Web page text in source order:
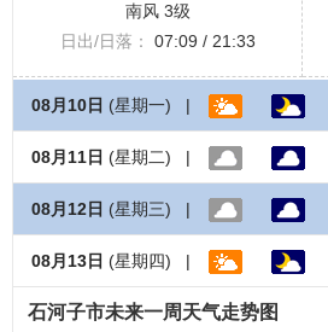
南风 3级
日出/日落：
07:09 / 21:33
08月10日 (星期一) |
08月11日 (星期二) |
08月12日 (星期三) |
08月13日 (星期四) |
石河子市未来一周天气走势图